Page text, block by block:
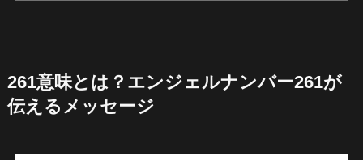
261意味とは？エンジェルナンバー261が
伝えるメッセージ